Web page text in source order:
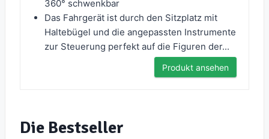
360° schwenkbar
Das Fahrgerät ist durch den Sitzplatz mit
Haltebügel und die angepassten Instrumente
zur Steuerung perfekt auf die Figuren der...
Produkt ansehen
Die Bestseller